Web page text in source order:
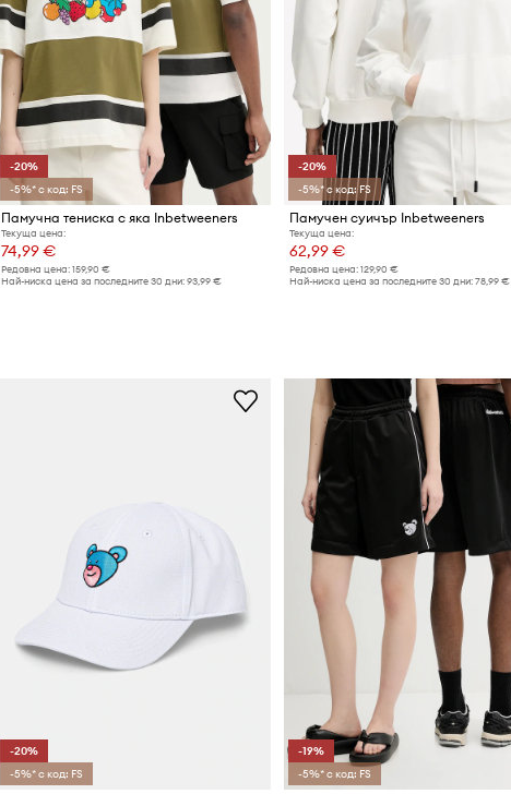
-20%
-5%* с код: FS
Памучна тениска с яка Inbetweeners
Текуща цена:
74,99 €
Редовна цена: 159,90 €
Най-ниска цена за последните 30 дни: 93,99 €
-20%
-5%* с код: FS
Памучен суичър Inbetweeners
Текуща цена:
62,99 €
Редовна цена: 129,90 €
Най-ниска цена за последните 30 дни: 78,99 €
-20%
-5%* с код: FS
-19%
-5%* с код: FS